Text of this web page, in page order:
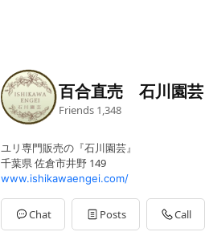
百合直売 石川園芸
Friends 1,348
ユリ専門販売の『石川園芸』
千葉県 佐倉市井野 149
www.ishikawaengei.com/
Chat Posts Call